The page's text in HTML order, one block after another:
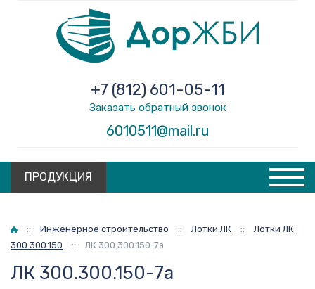
6010511@mail.ru
+7 (812) 601-05-11
Заказать обратный звонок
ПРОДУКЦИЯ
Главная
:: Инженерное строительство :: Лотки ЛК ::
Лотки ЛК
300.300.150
:: ЛК 300.300.150-7а
ЛК 300.300.150-7а